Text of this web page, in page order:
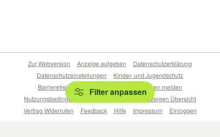
Filter anpassen
Zur Webversion Anzeige aufgeben
Datenschutzerklärung
Datenschutzeinstellungen
Kinder- und Jugendschutz
Barrierefreiheitserklärung
Sicherheitslücken melden
Nutzungsbedingungen
Beliebte Suchen
Anzeigen Übersicht
Vertrag Widerrufen
Feedback Hilfe Impressum Einloggen